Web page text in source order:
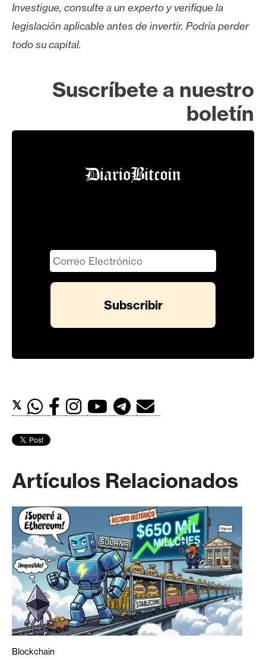
Investigue, consulte a un experto y verifique la
legislación aplicable antes de invertir. Podría perder
todo su capital.
Suscríbete a nuestro
boletín
𝕏
Artículos Relacionados
Blockchain